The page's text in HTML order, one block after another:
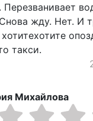
Перезванивает
жду. Нет. И
такси.
Михайлова